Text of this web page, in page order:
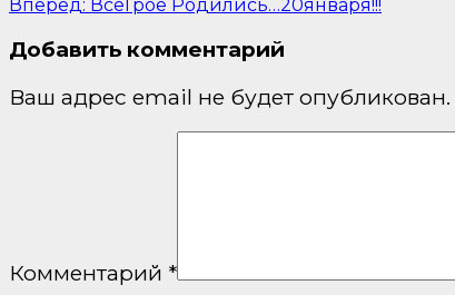
по
записям
Вперед: ВсеТрое Родились…20января!!!
Добавить комментарий
Ваш адрес email не будет опубликован.
Комментарий *